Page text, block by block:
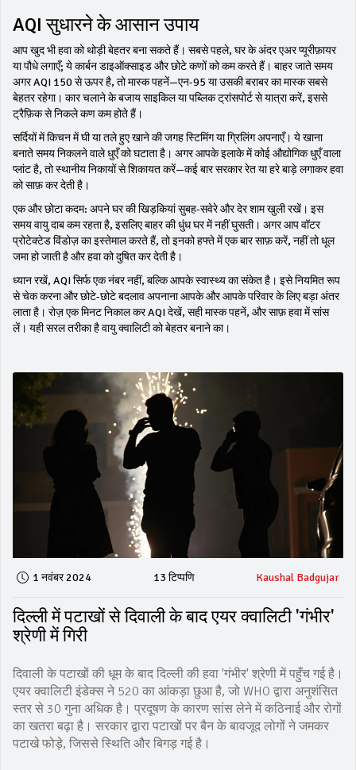
AQI सुधारने के आसान उपाय
आप खुद भी हवा को थोड़ी बेहतर बना सकते हैं। सबसे पहले, घर के अंदर एअर प्यूरीफ़ायर
या पौधे लगाएँ; ये कार्बन डाइऑक्साइड और छोटे कणों को कम करते हैं। बाहर जाते समय
अगर AQI 150 से ऊपर है, तो मास्क पहनें—एन-95 या उसकी बराबर का मास्क सबसे
बेहतर रहेगा। कार चलाने के बजाय साइकिल या पब्लिक ट्रांसपोर्ट से यात्रा करें, इससे
ट्रैफ़िक से निकले कण कम होते हैं।
सर्दियों में किचन में घी या तले हुए खाने की जगह स्टिमिंग या ग्रिलिंग अपनाएँ। ये खाना
बनाते समय निकलने वाले धुएँ को घटाता है। अगर आपके इलाके में कोई औद्योगिक धुएँ वाला
प्लांट है, तो स्थानीय निकायों से शिकायत करें—कई बार सरकार रेत या हरे बाड़े लगाकर हवा
को साफ़ कर देती है।
एक और छोटा कदम: अपने घर की खिड़कियां सुबह-सवेरे और देर शाम खुली रखें। इस
समय वायु दाब कम रहता है, इसलिए बाहर की धुंध घर में नहीं घुसती। अगर आप वॉटर
प्रोटेक्टेड विंडोज़ का इस्तेमाल करते हैं, तो इनको हफ्ते में एक बार साफ़ करें, नहीं तो धूल
जमा हो जाती है और हवा को दुषित कर देती है।
ध्यान रखें, AQI सिर्फ एक नंबर नहीं, बल्कि आपके स्वास्थ्य का संकेत है। इसे नियमित रूप
से चेक करना और छोटे-छोटे बदलाव अपनाना आपके और आपके परिवार के लिए बड़ा अंतर
लाता है। रोज़ एक मिनट निकाल कर AQI देखें, सही मास्क पहनें, और साफ़ हवा में सांस
लें। यही सरल तरीका है वायु क्वालिटी को बेहतर बनाने का।
1 नवंबर 2024 13 टिप्पणि Kaushal Badgujar
दिल्ली में पटाखों से दिवाली के बाद एयर क्वालिटी 'गंभीर'
श्रेणी में गिरी
दिवाली के पटाखों की धूम के बाद दिल्ली की हवा 'गंभीर' श्रेणी में पहुँच गई है।
एयर क्वालिटी इंडेक्स ने 520 का आंकड़ा छुआ है, जो WHO द्वारा अनुशंसित
स्तर से 30 गुना अधिक है। प्रदूषण के कारण सांस लेने में कठिनाई और रोगों
का खतरा बढ़ा है। सरकार द्वारा पटाखों पर बैन के बावजूद लोगों ने जमकर
पटाखे फोड़े, जिससे स्थिति और बिगड़ गई है।